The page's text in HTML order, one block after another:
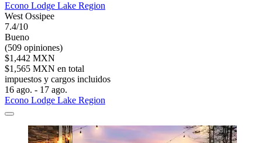
Econo Lodge Lake Region
West Ossipee
7.4/10
Bueno
(509 opiniones)
$1,442 MXN
$1,565 MXN en total
impuestos y cargos incluidos
16 ago. - 17 ago.
Econo Lodge Lake Region